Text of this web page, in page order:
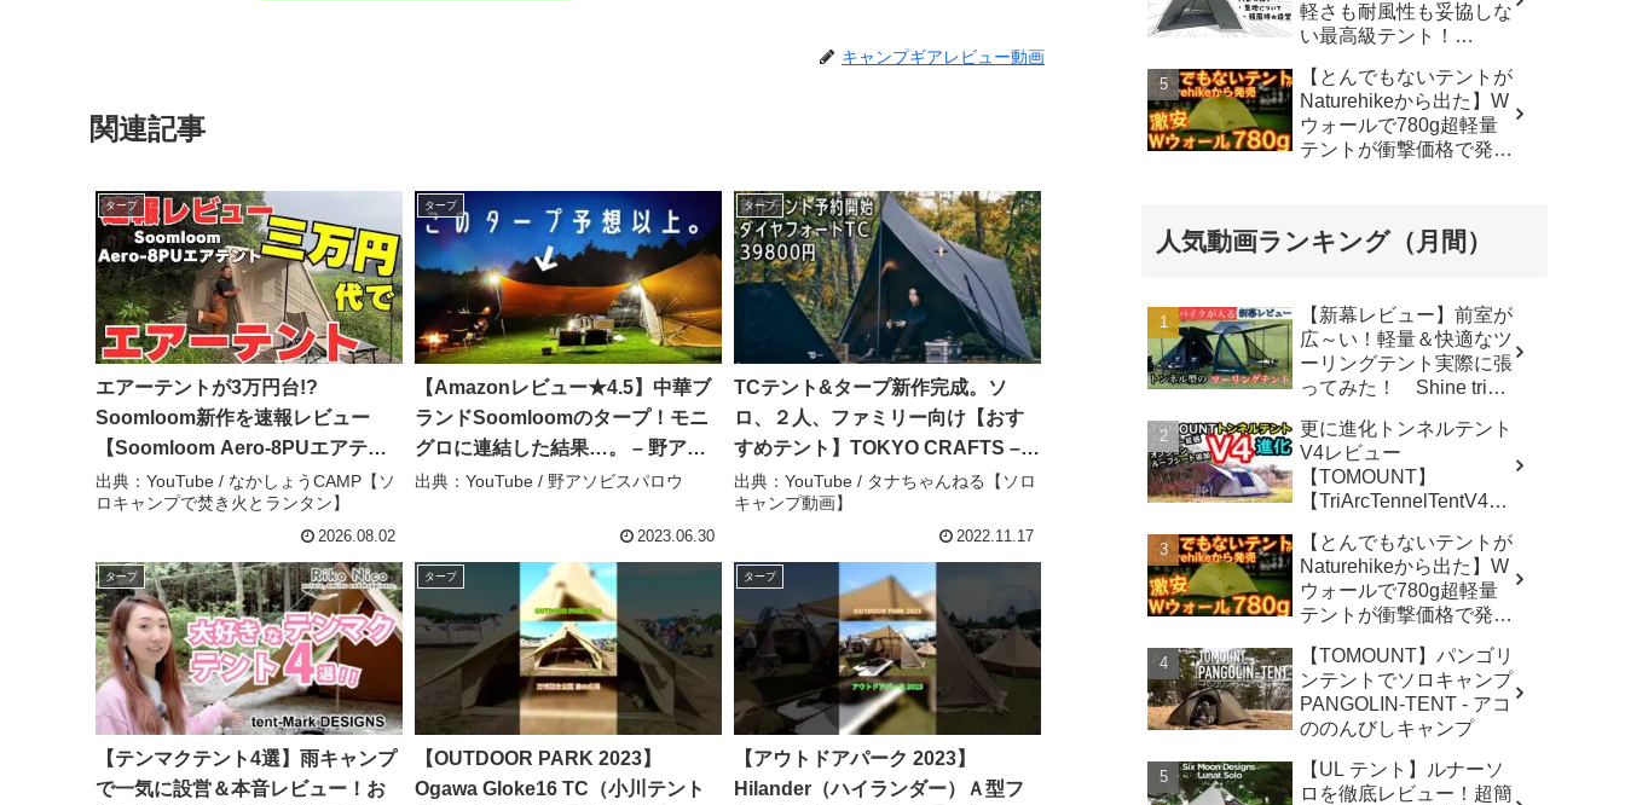
キャンプギアレビュー動画
関連記事
タープ
エアーテントが3万円台!?
Soomloom新作を速報レビュー
【Soomloom Aero-8PUエアテン
ト】 – なかしょうCAMP【ソロキ
ャンプで焚き火とランタン】
出典：YouTube / なかしょうCAMP【ソ
ロキャンプで焚き火とランタン】
2026.08.02
タープ
【Amazonレビュー★4.5】中華ブ
ランドSoomloomのタープ！モニ
グロに連結した結果…。 – 野アソ
ビスパロウ
出典：YouTube / 野アソビスパロウ
2023.06.30
タープ
TCテント&タープ新作完成。ソ
ロ、２人、ファミリー向け【おす
すめテント】TOKYO CRAFTS –
タナちゃんねる【ソロキャンプ動
画】
出典：YouTube / タナちゃんねる【ソロ
キャンプ動画】
2022.11.17
タープ
【テンマクテント4選】雨キャンプ
で一気に設営＆本音レビュー！お
タープ
【OUTDOOR PARK 2023】
Ogawa Gloke16 TC（小川テント
タープ
【アウトドアパーク 2023】
Hilander（ハイランダー）Ａ型フ
軽さも耐風性も妥協しな
い最高級テント！
ダーストン ＃xdome1
#xdome2 #テント -
Yellowknife
Outdoorshop【イエロー
【とんでもないテントが
Naturehikeから出た】W
ウォールで780g超軽量
テントが衝撃価格で発売
【アウトドア】#855 -
人気動画ランキング（月間）
【新幕レビュー】前室が
広～い！軽量＆快適なツ
ーリングテント実際に張
ってみた！ Shine trip
な気分
更に進化トンネルテント
V4レビュー
【TOMOUNT】
【TriArcTennelTentV4】
カ】
【とんでもないテントが
Naturehikeから出た】W
ウォールで780g超軽量
テントが衝撃価格で発売
解説の保存版【ULギ
ア】【キャンプ道具】
【アウトドア】#855 -
Hurricane Camp / ハリケ
ーンキャンプ
【TOMOUNT】パンゴリ
ンテントでソロキャンプ
PANGOLIN-TENT - アコ
ののんびしキャンプ
【UL テント】ルナーソ
ロを徹底レビュー！超簡